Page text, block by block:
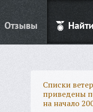
Отзывы
Списки
приведены
на начало